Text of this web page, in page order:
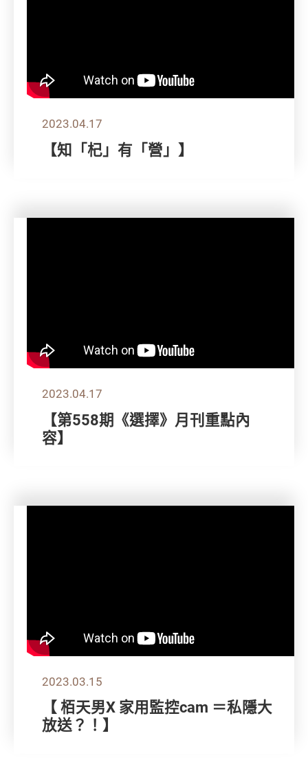
2023.04.17
【知「杞」有「營」】
2023.04.17
【第558期《選擇》月刊重點內
容】
2023.03.15
【 栢天男X 家用監控cam ＝私隱大
放送？！】